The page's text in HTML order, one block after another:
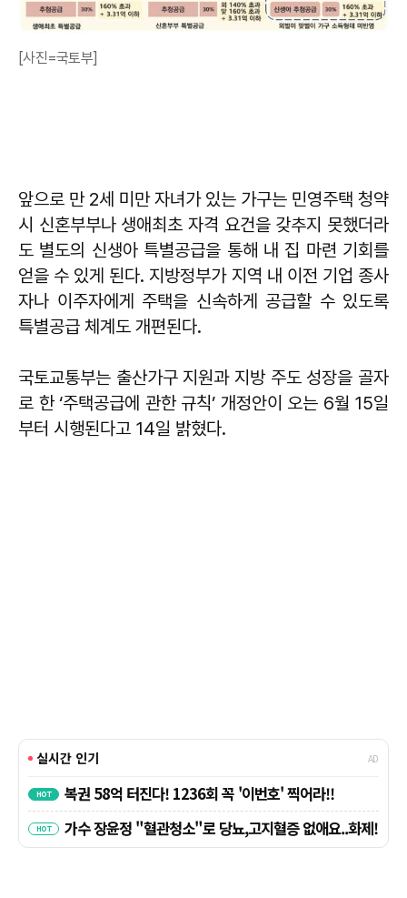
[사진=국토부]
앞으로 만 2세 미만 자녀가 있는 가구는 민영주택 청약
시 신혼부부나 생애최초 자격 요건을 갖추지 못했더라
도 별도의 신생아 특별공급을 통해 내 집 마련 기회를
얻을 수 있게 된다. 지방정부가 지역 내 이전 기업 종사
자나 이주자에게 주택을 신속하게 공급할 수 있도록
특별공급 체계도 개편된다.
국토교통부는 출산가구 지원과 지방 주도 성장을 골자
로 한 ‘주택공급에 관한 규칙’ 개정안이 오는 6월 15일
부터 시행된다고 14일 밝혔다.